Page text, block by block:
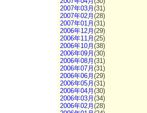
2007年03月 (31)
2007年02月 (28)
2007年01月 (31)
2006年12月 (29)
2006年11月 (25)
2006年10月 (38)
2006年09月 (30)
2006年08月 (31)
2006年07月 (31)
2006年06月 (29)
2006年05月 (31)
2006年04月 (30)
2006年03月 (34)
2006年02月 (28)